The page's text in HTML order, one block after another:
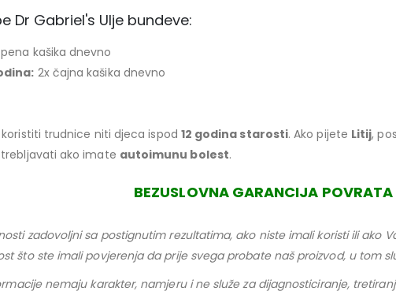
Dr Gabriel's Ulje bundeve:
kašika dnevno
2x čajna kašika dnevno
trudnice niti djeca ispod 12 godina starosti. Ako pijete Litij,
ako imate autoimunu bolest.
BEZUSLOVNA GARANCIJA
zadovoljni sa postignutim rezultatima, ako niste imali koristi ili ako
što ste imali povjerenja da prije svega probate naš proizvod, u tom
nemaju karakter, namjeru i ne služe za dijagnosticiranje,